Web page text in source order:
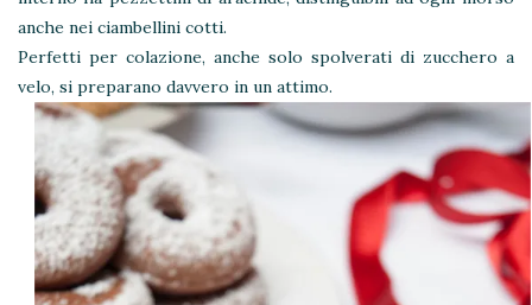
anche nei ciambellini cotti.
Perfetti per colazione, anche solo spolverati di zucchero a
velo, si preparano davvero in un attimo.